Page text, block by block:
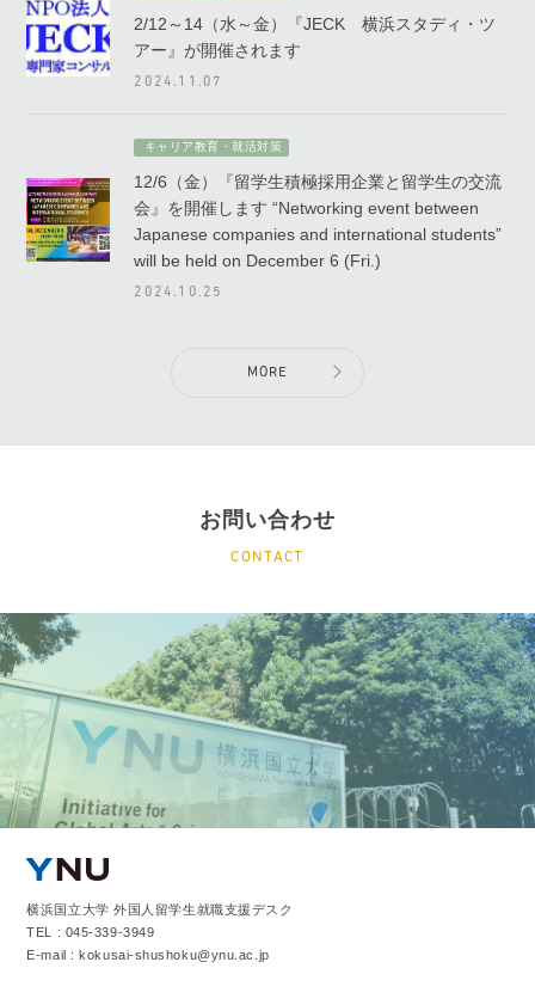
2/12～14（水～金）『JECK 横浜スタディ・ツ
アー』が開催されます
2024.11.07
キャリア教育・就活対策
12/6（金）『留学生積極採用企業と留学生の交流
会』を開催します “Networking event between
Japanese companies and international students”
will be held on December 6 (Fri.)
2024.10.25
MORE
お問い合わせ
CONTACT
横浜国立大学 外国人留学生就職支援デスク
TEL : 045-339-3949
E-mail : kokusai-shushoku@ynu.ac.jp